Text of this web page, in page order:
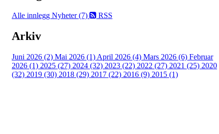
Alle innlegg Nyheter (7) RSS
Arkiv
Juni 2026 (2) Mai 2026 (1) April 2026 (4) Mars 2026 (6) Februar
2026 (1) 2025 (27) 2024 (32) 2023 (22) 2022 (27) 2021 (25) 2020
(32) 2019 (30) 2018 (29) 2017 (22) 2016 (9) 2015 (1)